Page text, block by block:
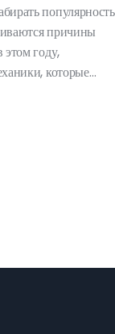
популярность
причины
году,
которые
игру для